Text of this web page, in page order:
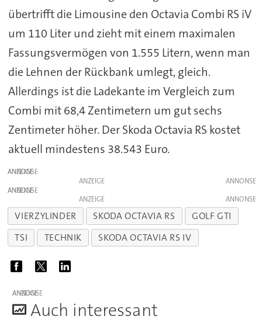
übertrifft die Limousine den Octavia Combi RS iV
um 110 Liter und zieht mit einem maximalen
Fassungsvermögen von 1.555 Litern, wenn man
die Lehnen der Rückbank umlegt, gleich.
Allerdings ist die Ladekante im Vergleich zum
Combi mit 68,4 Zentimetern um gut sechs
Zentimeter höher. Der Skoda Octavia RS kostet
aktuell mindestens 38.543 Euro.
ANZEIGE
ANZEIGE
ANZEIGE
ANZEIGE
VIERZYLINDER SKODA OCTAVIA RS
GOLF GTI
TSI
TECHNIK SKODA OCTAVIA RS IV
ANZEIGE
Auch interessant